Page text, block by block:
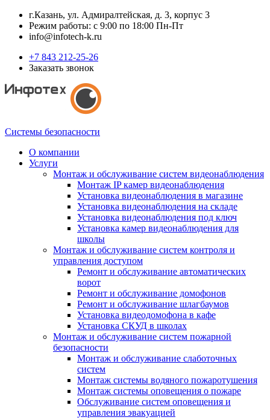
г.Казань, ул. Адмиралтейская, д. 3, корпус 3
Режим работы: с 9:00 по 18:00 Пн-Пт
info@infotech-k.ru
+7 843 212-25-26
Заказать звонок
Системы безопасности
О компании
Услуги
Монтаж и обслуживание систем видеонаблюдения
Монтаж IP камер видеонаблюдения
Установка видеонаблюдения в магазине
Установка видеонаблюдения на складе
Установка видеонаблюдения под ключ
Установка камер видеонаблюдения для
школы
Монтаж и обслуживание систем контроля и
управления доступом
Ремонт и обслуживание автоматических
ворот
Ремонт и обслуживание домофонов
Ремонт и обслуживание шлагбаумов
Установка видеодомофона в кафе
Установка СКУД в школах
Монтаж и обслуживание систем пожарной
безопасности
Монтаж и обслуживание слаботочных
систем
Монтаж системы водяного пожаротушения
Монтаж системы оповещения о пожаре
Обслуживание систем оповещения и
управления эвакуацией